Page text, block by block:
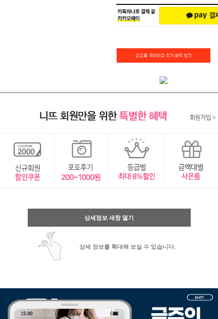
상세정보 새창 열기
상세 정보를 확대해 보실 수 있습니다.